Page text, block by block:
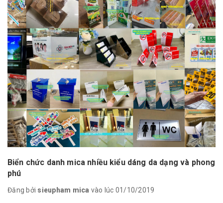
Biển chức danh mica nhiều kiểu dáng da dạng và phong
phú
Đăng bởi sieupham mica vào lúc 01/10/2019